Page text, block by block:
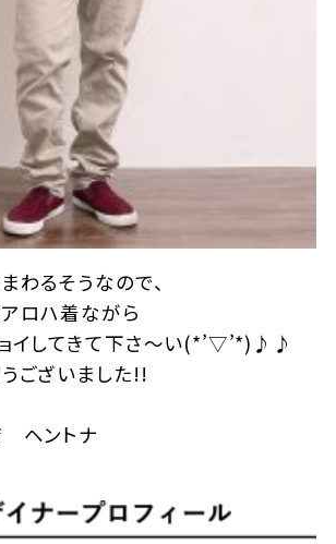
わるそうなので、
ロハ着ながら
イしてきて下さ〜い(*’▽’*)♪♪
ございました!!
ヘントナ